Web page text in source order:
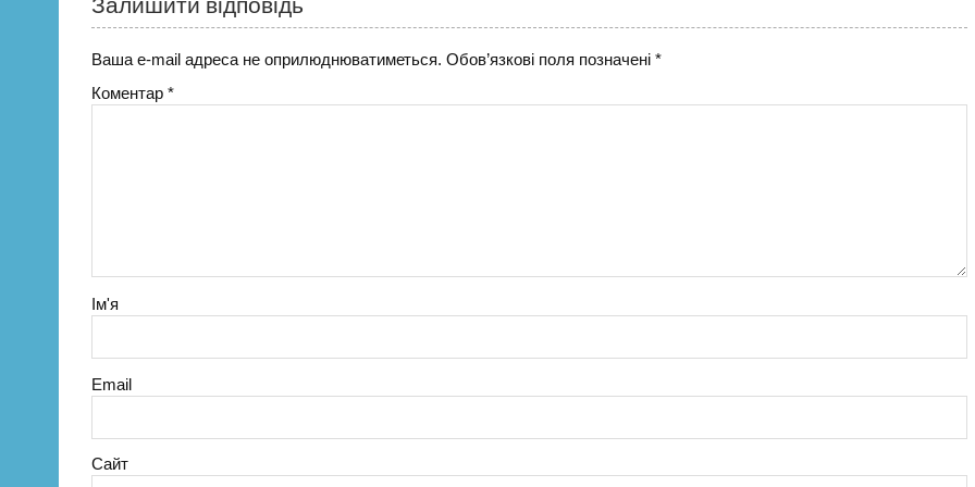
Ваша e-mail адреса не оприлюднюватиметься. Обов’язкові поля позначені*
Коментар*
Ім'я
Email
Сайт